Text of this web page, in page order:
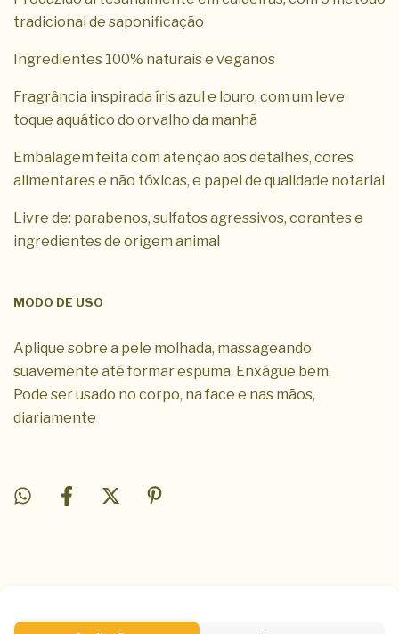
tradicional de saponificação
Ingredientes 100% naturais e veganos
Fragrância inspirada íris azul e louro, com um leve
toque aquático do orvalho da manhã
Embalagem feita com atenção aos detalhes, cores
alimentares e não tóxicas, e papel de qualidade notarial
Livre de: parabenos, sulfatos agressivos, corantes e
ingredientes de origem animal
MODO DE USO
Aplique sobre a pele molhada, massageando
suavemente até formar espuma. Enxágue bem.
Pode ser usado no corpo, na face e nas mãos,
diariamente